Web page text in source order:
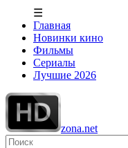
☰
Главная
Новинки кино
Фильмы
Сериалы
Лучшие 2026
zona.net